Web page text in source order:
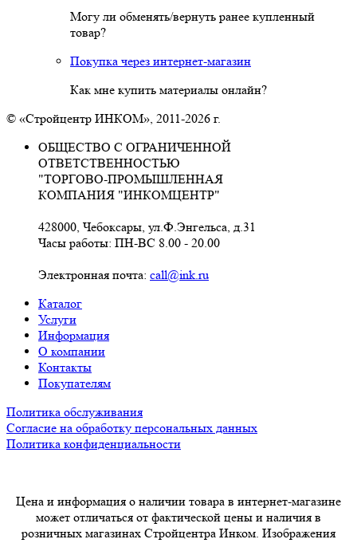
Могу ли обменять/вернуть ранее купленный
товар?
Покупка через интернет-магазин
Как мне купить материалы онлайн?
© «Стройцентр ИНКОМ», 2011-2026 г.
ОБЩЕСТВО С ОГРАНИЧЕННОЙ
ОТВЕТСТВЕННОСТЬЮ
"ТОРГОВО-ПРОМЫШЛЕННАЯ
КОМПАНИЯ "ИНКОМЦЕНТР"
428000, Чебоксары, ул.Ф.Энгельса, д.31
Часы работы: ПН-ВС 8.00 - 20.00
Электронная почта: call@ink.ru
Каталог
Услуги
Информация
О компании
Контакты
Покупателям
Политика обслуживания
Согласие на обработку персональных данных
Политика конфиденциальности
Цена и информация о наличии товара в интернет-магазине
может отличаться от фактической цены и наличия в
розничных магазинах Стройцентра Инком. Изображения